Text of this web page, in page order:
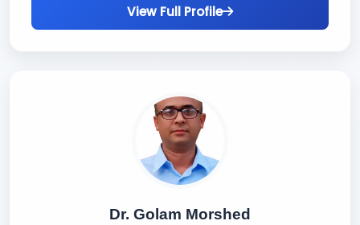
View Full Profile
Dr. Golam Morshed